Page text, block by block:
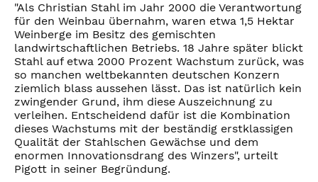
"Als Christian Stahl im Jahr 2000 die Verantwortung
für den Weinbau übernahm, waren etwa 1,5 Hektar
Weinberge im Besitz des gemischten
landwirtschaftlichen Betriebs. 18 Jahre später blickt
Stahl auf etwa 2000 Prozent Wachstum zurück, was
so manchen weltbekannten deutschen Konzern
ziemlich blass aussehen lässt. Das ist natürlich kein
zwingender Grund, ihm diese Auszeichnung zu
verleihen. Entscheidend dafür ist die Kombination
dieses Wachstums mit der beständig erstklassigen
Qualität der Stahlschen Gewächse und dem
enormen Innovationsdrang des Winzers", urteilt
Pigott in seiner Begründung.